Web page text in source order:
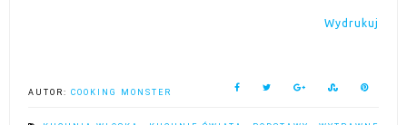
Wydrukuj
AUTOR: COOKING MONSTER